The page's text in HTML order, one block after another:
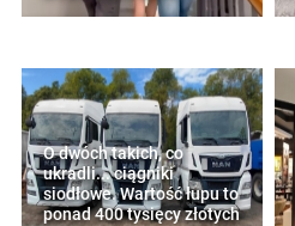
O dwóch takich, co
ukradli... ciągniki
siodłowe. Wartość łupu to
ponad 400 tysięcy złotych